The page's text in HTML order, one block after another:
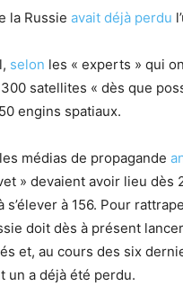
la Russie avait déjà perdu
selon les « experts » qui
satellites « dès que
engins spatiaux.
médias de propagande
» devaient avoir lieu dès
s’élever à 156. Pour
doit dès à présent
et, au cours des six
un a déjà été perdu.